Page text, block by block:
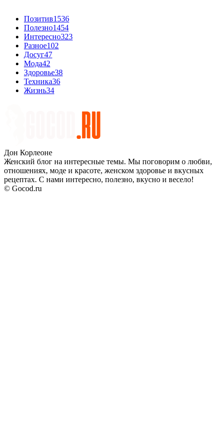
Позитив1536
Полезно1454
Интересно323
Разное102
Досуг47
Мода42
Здоровье38
Техника36
Жизнь34
Дон Корлеоне
Женский блог на интересные темы. Мы поговорим о любви,
отношениях, моде и красоте, женском здоровье и вкусных
рецептах. С нами интересно, полезно, вкусно и весело!
© Gocod.ru